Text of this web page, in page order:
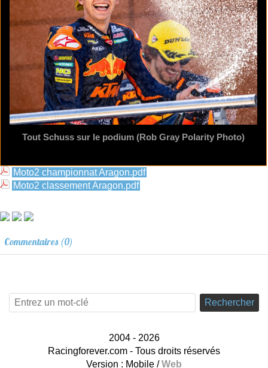
Tout Schuss sur le podium (Rob Gray Polarity Photo)
Moto2 championnat Aragon.pdf
Moto2 classement Aragon.pdf
Commentaires (0)
Rechercher
2004 - 2026
Racingforever.com - Tous droits réservés
Version : Mobile /Web